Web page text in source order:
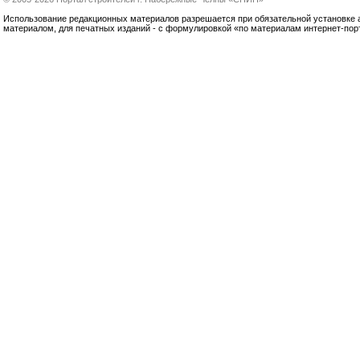
Использование редакционных материалов разрешается при обязательной установке
материалом, для печатных изданий - с формулировкой «по материалам интернет-